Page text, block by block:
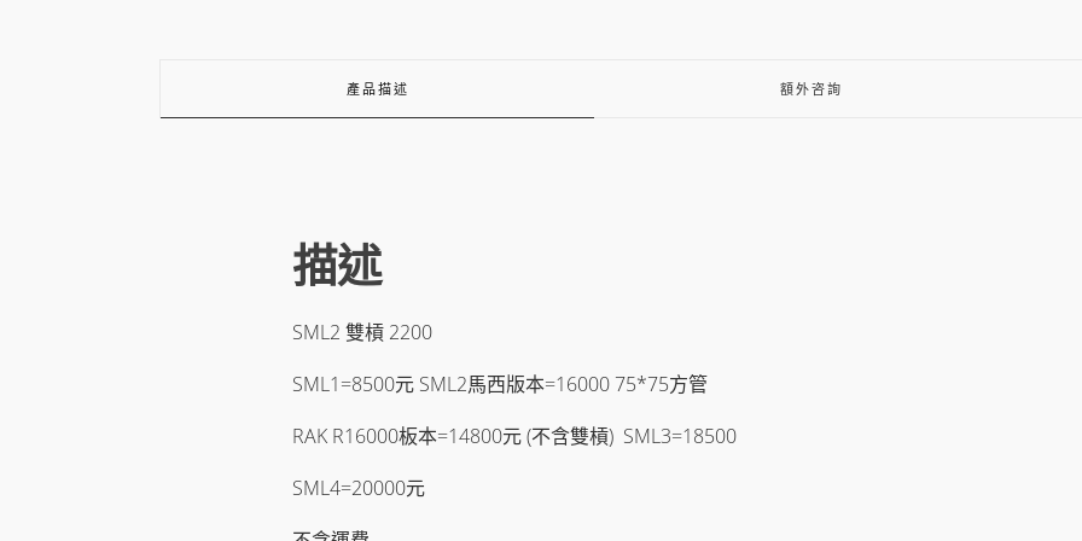
產品描述 額外咨詢
描述
SML2 雙槓 2200
SML1=8500元 SML2馬西版本=16000 75*75方管
RAK R16000板本=14800元 (不含雙槓) SML3=18500
SML4=20000元